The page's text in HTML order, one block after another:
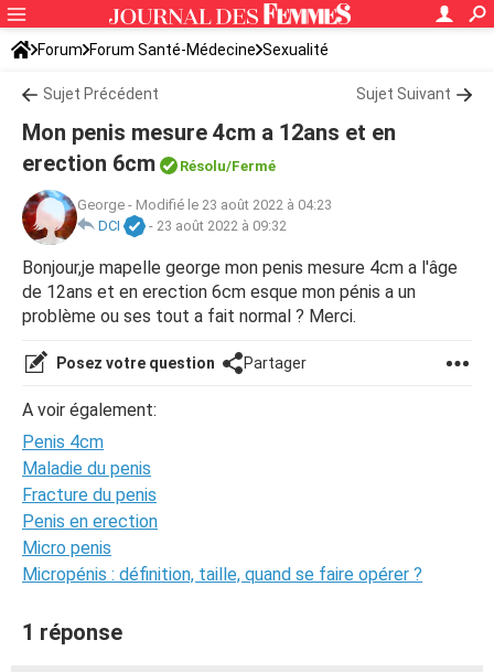
Forum Forum Santé-Médecine Sexualité
Sujet Précédent Sujet Suivant
Mon penis mesure 4cm a 12ans et en
erection 6cm
Résolu/Fermé
George - Modifié le 23 août 2022 à 04:23
DCI
- 23 août 2022 à 09:32
Bonjour,je mapelle george mon penis mesure 4cm a l'âge
de 12ans et en erection 6cm esque mon pénis a un
problème ou ses tout a fait normal ? Merci.
Posez votre question Partager
A voir également:
Penis 4cm
Maladie du penis
Fracture du penis
Penis en erection
Micro penis
Micropénis : définition, taille, quand se faire opérer ?
1 réponse